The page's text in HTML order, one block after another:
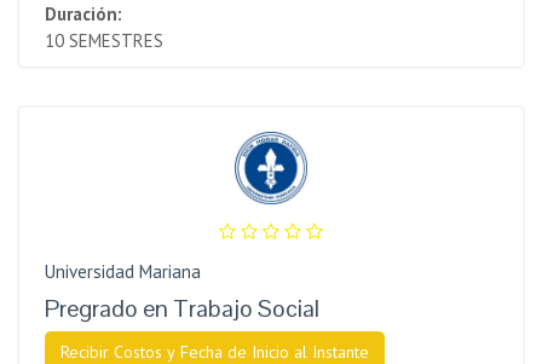
Duración:
10 SEMESTRES
Universidad Mariana
Pregrado en Trabajo Social
Recibir Costos y Fecha de Inicio al Instante